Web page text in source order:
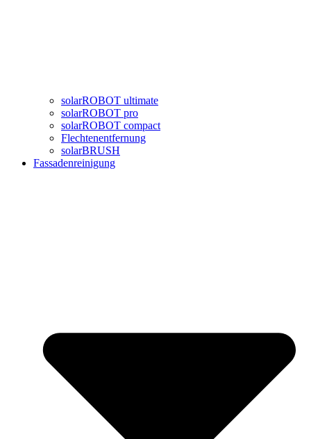
solarROBOT ultimate
solarROBOT pro
solarROBOT compact
Flechtenentfernung
solarBRUSH
Fassadenreinigung